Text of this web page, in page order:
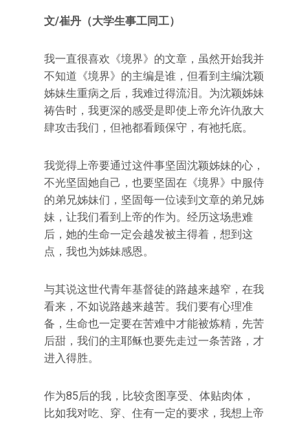
文/崔丹（大学生事工同工）
我一直很喜欢《境界》的文章，虽然开始我并
不知道《境界》的主编是谁，但看到主编沈颖
姊妹生重病之后，我难过得流泪。为沈颖姊妹
祷告时，我更深的感受是即使上帝允许仇敌大
肆攻击我们，但祂都看顾保守，有祂托底。
我觉得上帝要通过这件事坚固沈颖姊妹的心，
不光坚固她自己，也要坚固在《境界》中服侍
的弟兄姊妹们，坚固每一位读到文章的弟兄姊
妹，让我们看到上帝的作为。经历这场患难
后，她的生命一定会越发被主得着，想到这
点，我也为姊妹感恩。
与其说这世代青年基督徒的路越来越窄，在我
看来，不如说路越来越苦。我们要有心理准
备，生命也一定要在苦难中才能被炼精，先苦
后甜，我们的主耶稣也要先走过一条苦路，才
进入得胜。
作为85后的我，比较贪图享受、体贴肉体，
比如我对吃、穿、住有一定的要求，我想上帝